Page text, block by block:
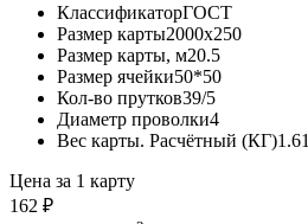
КлассификаторГОСТ
Размер карты2000х250
Размер карты, м20.5
Размер ячейки50*50
Кол-во прутков39/5
Диаметр проволки4
Вес карты. Расчётный (КГ)1.61
Цена за 1 карту
162 ₽